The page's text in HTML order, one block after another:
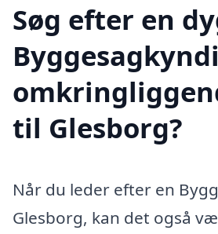
Søg efter en
til Glesborg?
Når du leder efter en
Glesborg, kan det også